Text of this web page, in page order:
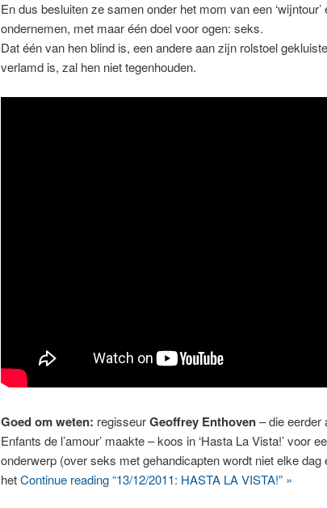
En dus besluiten ze samen onder het mom van een
ondernemen, met maar één doel voor ogen: seks.
Dat één van hen blind is, een andere aan zijn rolstoel
verlamd is, zal hen niet tegenhouden.
Goed om weten: regisseurGeoffrey Enthoven– die eerder
Enfants de l’amour’ maakte – koos in ‘Hasta La Vista!’ voor
onderwerp (over seks met gehandicapten wordt niet elke
hetContinue reading “13/12/2011: HASTA LA VISTA!” »